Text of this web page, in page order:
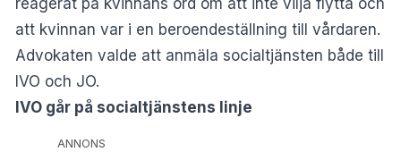
reagerat på kvinnans ord om att inte vilja flytta och
att kvinnan var i en beroendeställning till vårdaren.
Advokaten valde att anmäla socialtjänsten både till
IVO och JO.
IVO går på socialtjänstens linje
ANNONS